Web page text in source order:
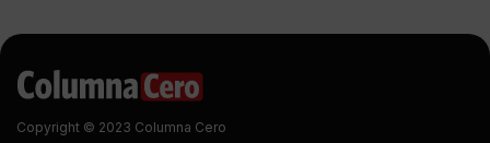
Copyright © 2023 Columna Cero